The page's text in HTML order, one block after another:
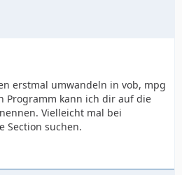
erstmal umwandeln in vob, mpg
Programm kann ich dir auf die
Vielleicht mal bei
Section suchen.